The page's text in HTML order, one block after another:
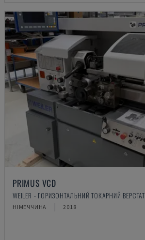
PRIMUS VCD
WEILER - ГОРИЗОНТАЛЬНИЙ ТОКАРНИЙ ВЕРСТАТ
НІМЕЧЧИНА 2018